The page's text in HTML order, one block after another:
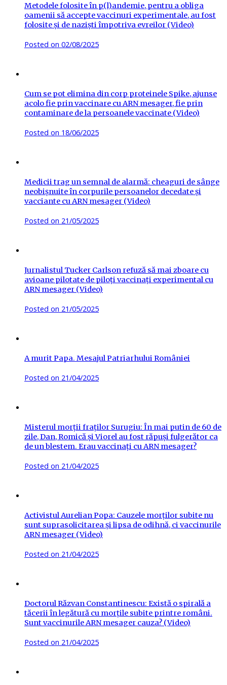
Metodele folosite în p(l)andemie, pentru a obliga
oamenii să accepte vaccinuri experimentale, au fost
folosite și de naziști împotriva evreilor (Video)
Posted on 02/08/2025
Cum se pot elimina din corp proteinele Spike, ajunse
acolo fie prin vaccinare cu ARN mesager, fie prin
contaminare de la persoanele vaccinate (Video)
Posted on 18/06/2025
Medicii trag un semnal de alarmă: cheaguri de sânge
neobișnuite în corpurile persoanelor decedate și
vacciante cu ARN mesager (Video)
Posted on 21/05/2025
Jurnalistul Tucker Carlson refuză să mai zboare cu
avioane pilotate de piloți vaccinați experimental cu
ARN mesager (Video)
Posted on 21/05/2025
A murit Papa. Mesajul Patriarhului României
Posted on 21/04/2025
Misterul morții fraților Surugiu: În mai putin de 60 de
zile, Dan, Romică și Viorel au fost răpuși fulgerător ca
de un blestem. Erau vaccinați cu ARN mesager?
Posted on 21/04/2025
Activistul Aurelian Popa: Cauzele morților subite nu
sunt suprasolicitarea și lipsa de odihnă, ci vaccinurile
ARN mesager (Video)
Posted on 21/04/2025
Doctorul Răzvan Constantinescu: Există o spirală a
tăcerii în legătură cu morțile subite printre români.
Sunt vaccinurile ARN mesager cauza? (Video)
Posted on 21/04/2025